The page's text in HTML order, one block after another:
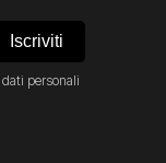
personali